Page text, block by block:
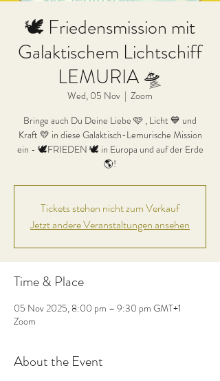
🕊 Friedensmission mit
Galaktischem Lichtschiff
LEMURIA 🛸
Wed, 05 Nov
  |
Zoom
Bringe auch Du Deine Liebe 🩷 , Licht 💙 und
Kraft 💛 in diese Galaktisch-Lemurische Mission
ein - 🕊FRIEDEN 🕊 in Europa und auf der Erde
🌎!
Tickets stehen nicht zum Verkauf
Jetzt andere Veranstaltungen ansehen
Time & Place
05 Nov 2025, 8:00 pm – 9:30 pm GMT+1
Zoom
About the Event